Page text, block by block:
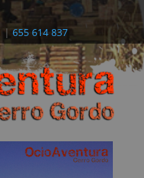
|655 614 837